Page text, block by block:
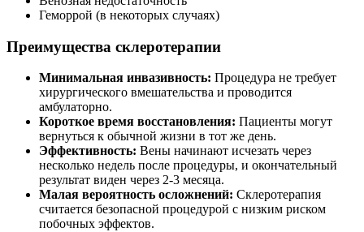
Геморрой (в некоторых случаях)
Преимущества склеротерапии
Минимальная инвазивность: Процедура не требует
хирургического вмешательства и проводится
амбулаторно.
Короткое время восстановления: Пациенты могут
вернуться к обычной жизни в тот же день.
Эффективность: Вены начинают исчезать через
несколько недель после процедуры, и окончательный
результат виден через 2-3 месяца.
Малая вероятность осложнений: Склеротерапия
считается безопасной процедурой с низким риском
побочных эффектов.